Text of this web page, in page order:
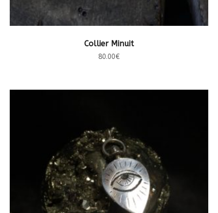
CHOIX DES OPTIONS
Collier Minuit
80.00€